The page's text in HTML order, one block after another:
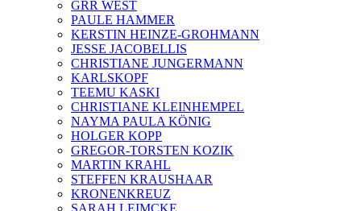
GRR WEST
PAULE HAMMER
KERSTIN HEINZE-GROHMANN
JESSE JACOBELLIS
CHRISTIANE JUNGERMANN
KARLSKOPF
TEEMU KASKI
CHRISTIANE KLEINHEMPEL
NAYMA PAULA KÖNIG
HOLGER KOPP
GREGOR-TORSTEN KOZIK
MARTIN KRAHL
STEFFEN KRAUSHAAR
KRONENKREUZ
SARAH LEIMCKE